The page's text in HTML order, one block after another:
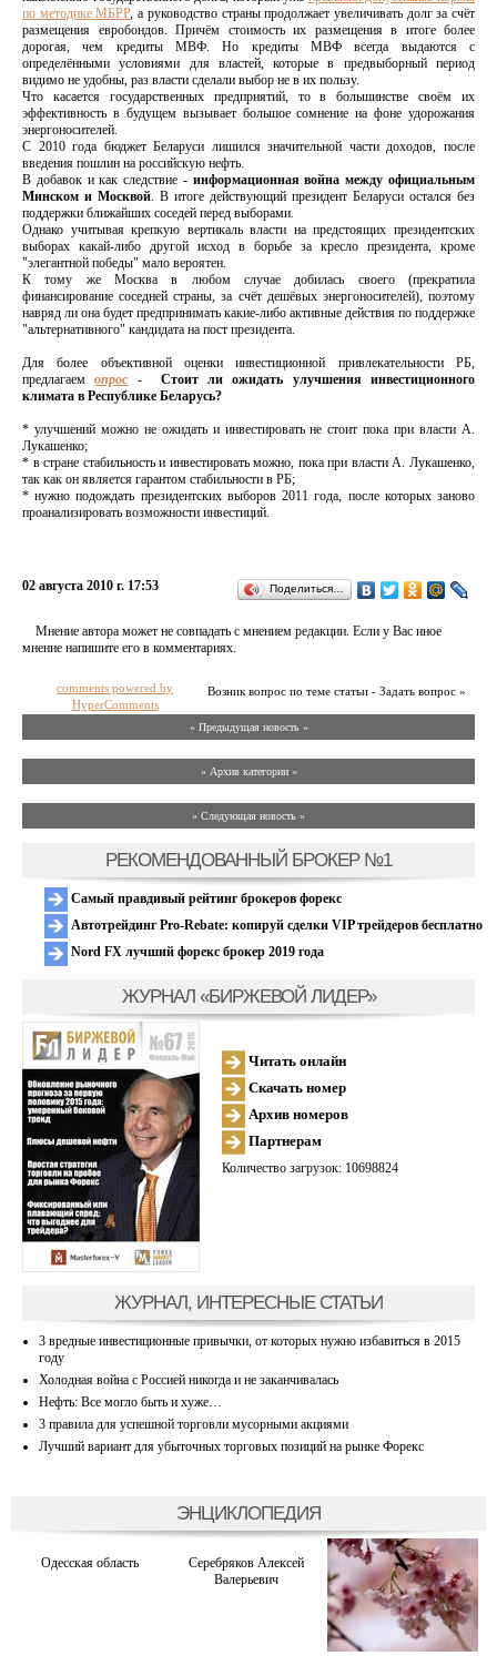
по методике МБРР, а руководство страны продолжает увеличивать долг за счёт
размещения евробондов. Причём стоимость их размещения в итоге более
дорогая, чем кредиты МВФ. Но кредиты МВФ всегда выдаются с
определёнными условиями для властей, которые в предвыборный период
видимо не удобны, раз власти сделали выбор не в их пользу.
Что касается государственных предприятий, то в большинстве своём их
эффективность в будущем вызывает большое сомнение на фоне удорожания
энергоносителей.
С 2010 года бюджет Беларуси лишился значительной части доходов, после
введения пошлин на российскую нефть.
В добавок и как следствие - информационная война между официальным
Минском и Москвой. В итоге действующий президент Беларуси остался без
поддержки ближайших соседей перед выборами.
Однако учитывая крепкую вертикаль власти на предстоящих президентских
выборах какай-либо другой исход в борьбе за кресло президента, кроме
"элегантной победы" мало вероятен.
К тому же Москва в любом случае добилась своего (прекратила
финансирование соседней страны, за счёт дешёвых энергоносителей), поэтому
навряд ли она будет предпринимать какие-либо активные действия по поддержке
"альтернативного" кандидата на пост президента.
Для более объективной оценки инвестиционной привлекательности РБ,
предлагаемопроc - Стоит ли ожидать улучшения инвестиционного
климата в Республике Беларусь?
* улучшений можно не ожидать и инвестировать не стоит пока при власти А.
Лукашенко;
* в стране стабильность и инвестировать можно, пока при власти А. Лукашенко,
так как он является гарантом стабильности в РБ;
* нужно подождать президентских выборов 2011 года, после которых заново
проанализировать возможности инвестиций.
02 августа 2010 г. 17:53 Поделиться…
Мнение автора может не совпадать с мнением редакции. Если у Вас иное
мнение напишите его в комментариях.
Возник вопрос по теме статьи - Задать вопрос »
comments powered by
HyperComments
« Предыдущая новость «
» Архив категории «
» Следующая новость »
РЕКОМЕНДОВАННЫЙ БРОКЕР №1
Самый правдивый рейтинг брокеров форекс
Автотрейдинг Pro-Rebate: копируй сделки VIP трейдеров бесплатно
Nord FX лучший форекс брокер 2019 года
ЖУРНАЛ «БИРЖЕВОЙ ЛИДЕР»
Читать онлайн
Скачать номер
Архив номеров
Партнерам
Количество загрузок: 10698824
ЖУРНАЛ, ИНТЕРЕСНЫЕ СТАТЬИ
3 вредные инвестиционные привычки, от которых нужно избавиться в 2015
году
Холодная война с Россией никогда и не заканчивалась
Нефть: Все могло быть и хуже…
3 правила для успешной торговли мусорными акциями
Лучший вариант для убыточных торговых позиций на рынке Форекс
ЭНЦИКЛОПЕДИЯ
Одесская область
Серебряков Алексей
Валерьевич